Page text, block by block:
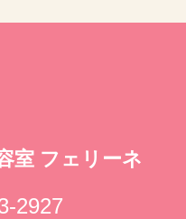
室 フェリーネ
2927